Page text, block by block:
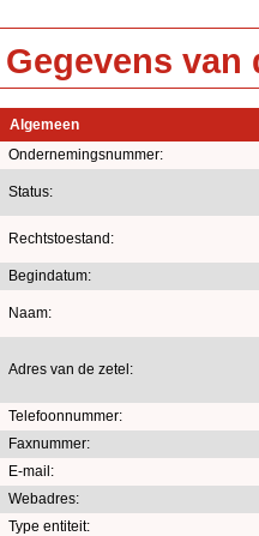
Gegevens
Algemeen
Ondernemingsnummer:
Status:
Rechtstoestand:
Begindatum:
Naam:
Adres van de zetel:
Telefoonnummer:
Faxnummer:
E-mail:
Webadres:
Type entiteit: